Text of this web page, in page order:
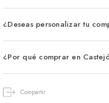
¿Deseas personalizar tu
¿Por qué comprar en
Compartir